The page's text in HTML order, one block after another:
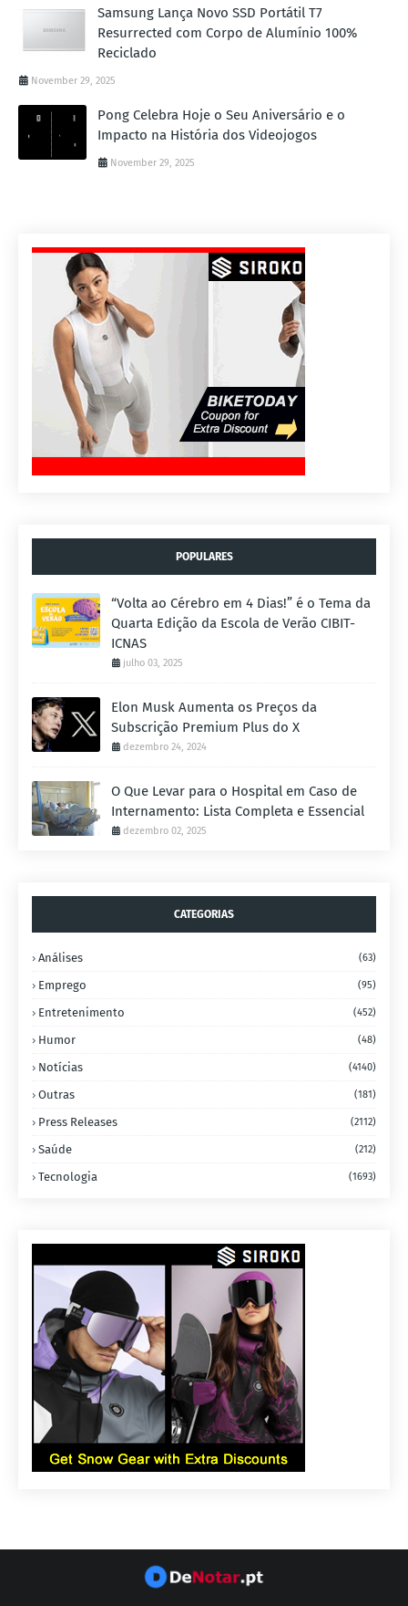
Samsung Lança Novo SSD Portátil T7
Resurrected com Corpo de Alumínio 100%
Reciclado
November 29, 2025
Pong Celebra Hoje o Seu Aniversário e o
Impacto na História dos Videojogos
November 29, 2025
POPULARES
“Volta ao Cérebro em 4 Dias!” é o Tema da
Quarta Edição da Escola de Verão CIBIT-
ICNAS
julho 03, 2025
Elon Musk Aumenta os Preços da
Subscrição Premium Plus do X
dezembro 24, 2024
O Que Levar para o Hospital em Caso de
Internamento: Lista Completa e Essencial
dezembro 02, 2025
CATEGORIAS
Análises (63)
Emprego (95)
Entretenimento (452)
Humor (48)
Notícias (4140)
Outras (181)
Press Releases (2112)
Saúde (212)
Tecnologia (1693)